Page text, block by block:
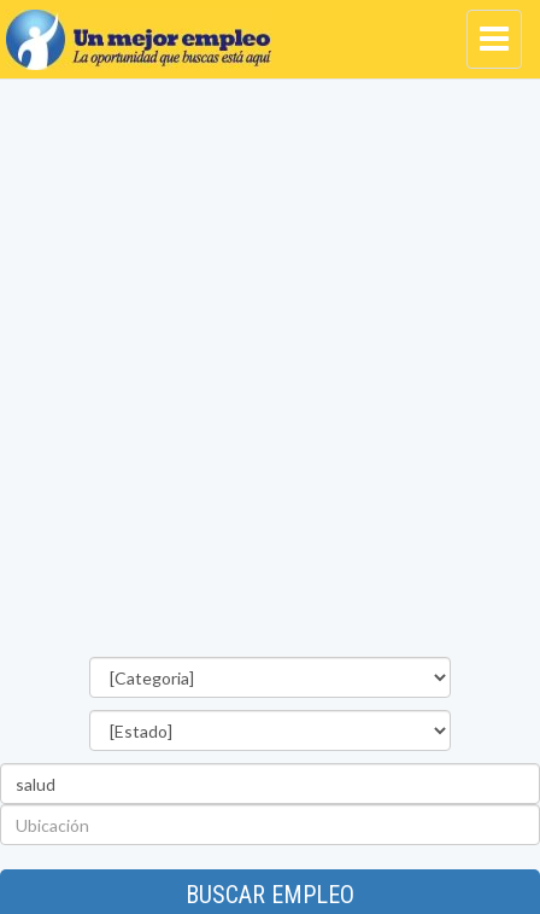
BUSCAR EMPLEO